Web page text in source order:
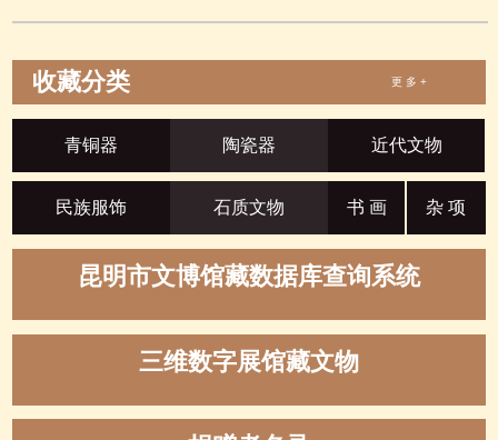
收藏分类 更 多 +
青铜器 陶瓷器 近代文物
民族服饰 石质文物 书 画 杂 项
昆明市文博馆藏数据库查询系统
三维数字展馆藏文物